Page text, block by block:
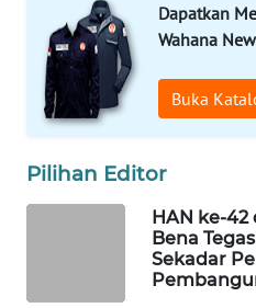
Dapatkan
Wahana
Buka
Pilihan Editor
HAN ke-42
Bena
Sekadar
LAPAK
WAHANA
Wahana
Network
KELISTRIKAN